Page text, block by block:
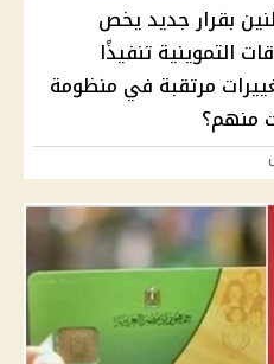
بقرار جديد يخص
التموينية تنفيذًا
مرتقبة في منظومة
منهم؟